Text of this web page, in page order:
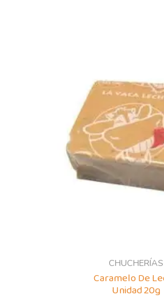
CHUCHERÍAS
Caramelo De
Unidad 20g